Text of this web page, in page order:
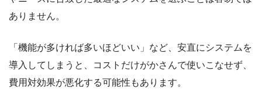
ありません。
「機能が多ければ多いほどいい」など、安直にシステムを
導入してしまうと、コストだけがかさんで使いこなせず、
費用対効果が悪化する可能性もあります。